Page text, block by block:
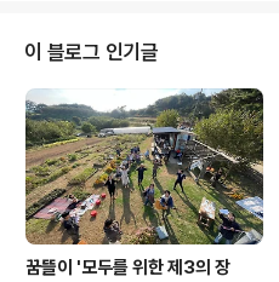
이 블로그 인기글
꿈뜰이 '모두를 위한 제3의 장